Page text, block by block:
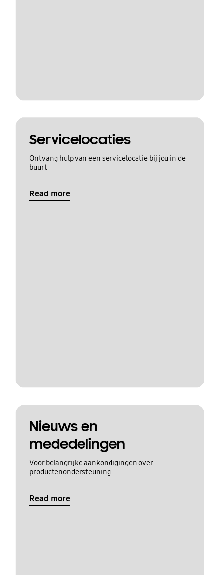
Servicelocaties
Ontvang hulp van een servicelocatie bij jou in de
buurt
Read more
Nieuws en
mededelingen
Voor belangrijke aankondigingen over
productenondersteuning
Read more